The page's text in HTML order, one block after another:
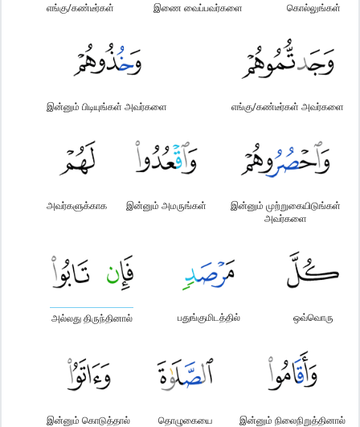
கொல்லுங்கள்
இணை வைப்பவர்களை
எங்கு/கண்டீர்கள்
எங்கு/கண்டீர்கள் அவர்களை
இன்னும் பிடியுங்கள் அவர்களை
இன்னும் முற்றுகையிடுங்கள்
அவர்களை
இன்னும் அமருங்கள்
அவர்களுக்காக
ஒவ்வொரு
பதுங்குமிடத்தில்
அல்லது திருந்தினால்
இன்னும் நிலைநிறுத்தினால்
தொழுகையை
இன்னும் கொடுத்தால்